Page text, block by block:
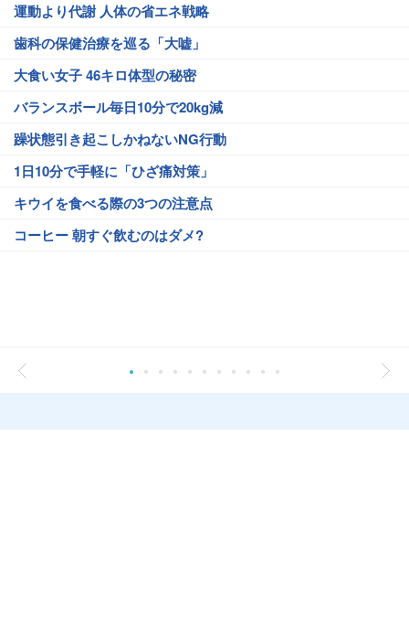
運動より代謝 人体の省エネ戦略
歯科の保健治療を巡る「大嘘」
大食い女子 46キロ体型の秘密
バランスボール毎日10分で20kg減
躁状態引き起こしかねないNG行動
1日10分で手軽に「ひざ痛対策」
キウイを食べる際の3つの注意点
コーヒー 朝すぐ飲むのはダメ?